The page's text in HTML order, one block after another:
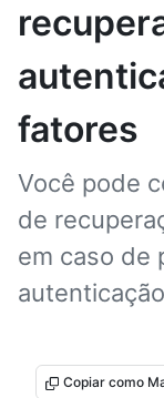
fatores
Você pode
de
em caso de
Copiar como